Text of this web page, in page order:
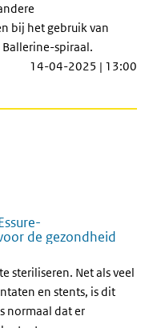
bij het gebruik van
spiraal.
14-04-2025 | 13:00
de gezondheid
steriliseren. Net als veel
en stents, is dit
normaal dat er